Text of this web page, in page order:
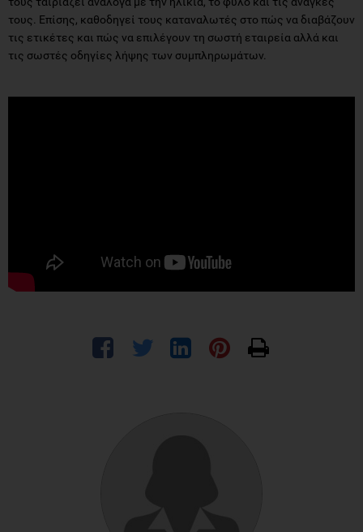
τους. Επίσης, καθοδηγεί τους καταναλωτές στο πώς να διαβάζουν
τις ετικέτες και πώς να επιλέγουν τη σωστή εταιρεία αλλά και
τις σωστές οδηγίες λήψης των συμπληρωμάτων.